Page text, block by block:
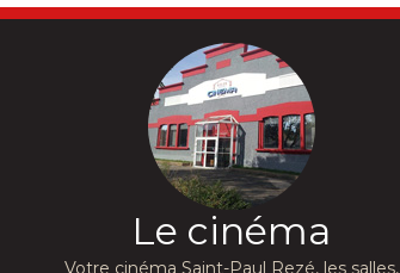
Le cinéma
Votre cinéma Saint-Paul Rezé, les salles,